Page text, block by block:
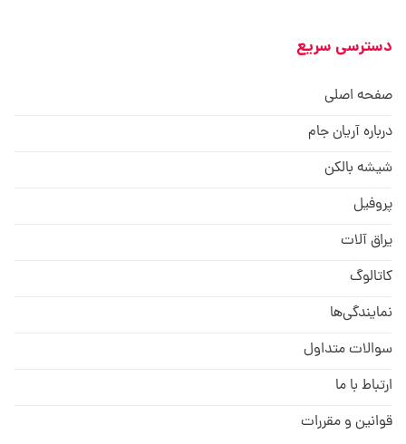
دسترسی سریع
صفحه اصلی
درباره آریان جام
شیشه بالکن
پروفیل
یراق آلات
کاتالوگ
نمایندگی‌ها
سوالات متداول
ارتباط با ما
قوانین و مقررات